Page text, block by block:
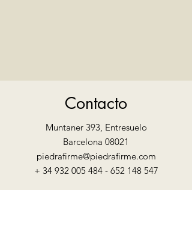
Contacto
Muntaner 393, Entresuelo
Barcelona 08021
piedrafirme@piedrafirme.com
+ 34 932 005 484 - 652 148547